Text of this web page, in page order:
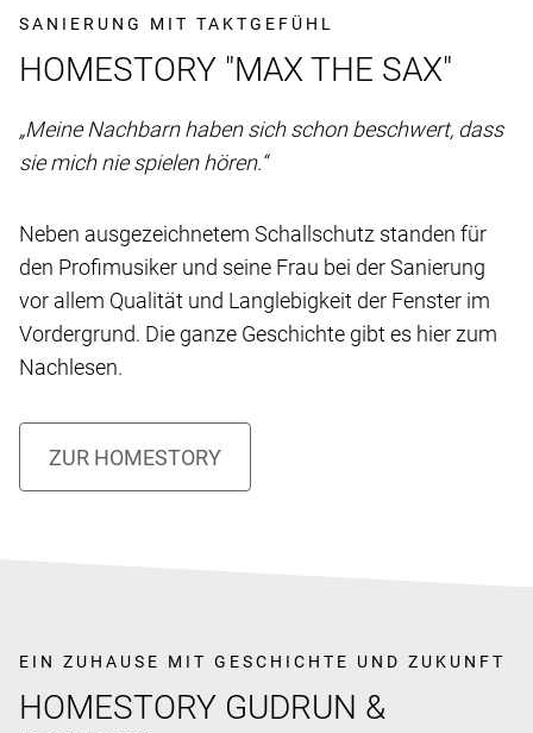
SANIERUNG MIT TAKTGEFÜHL
HOMESTORY "MAX THE SAX"
„Meine Nachbarn haben sich schon beschwert, dass
sie mich nie spielen hören.“
Neben ausgezeichnetem Schallschutz standen für
den Profimusiker und seine Frau bei der Sanierung
vor allem Qualität und Langlebigkeit der Fenster im
Vordergrund. Die ganze Geschichte gibt es hier zum
Nachlesen.
EIN ZUHAUSE MIT GESCHICHTE UND ZUKUNFT
HOMESTORY GUDRUN &